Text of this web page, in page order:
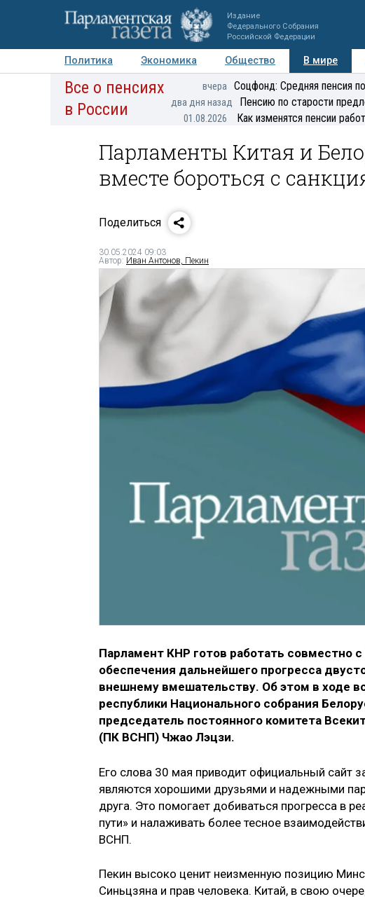
Издание
Федерального Собрания
Российской Федерации
Политика Экономика Общество В мире
Авторы Персоны Мнения Регионы
Все о пенсиях
в России
вчера Соцфонд: Средняя пенсия
два дня назад Пенсию по старости
01.08.2026 Как изменятся пенсии
Парламенты Китая и
вместе бороться с
Поделиться
30.05.2024 09:03
Автор: Иван Антонов, Пекин
Парламент КНР готов работать совместно
обеспечения дальнейшего прогресса
внешнему вмешательству. Об этом в ходе
республики Национального собрания
председатель постоянного комитета
(ПК ВСНП) Чжао Лэцзи.
Его слова 30 мая приводит официальный сайт
являются хорошими друзьями и надежными
друга. Это помогает добиваться прогресса в
пути» и налаживать более тесное
ВСНП.
Пекин высоко ценит неизменную позицию
Синьцзяна и прав человека. Китай, в свою